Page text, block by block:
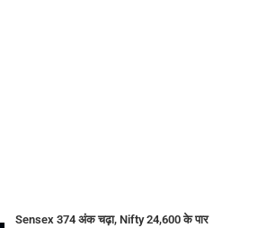
Sensex 374 अंक चढ़ा, Nifty 24,600 के पार